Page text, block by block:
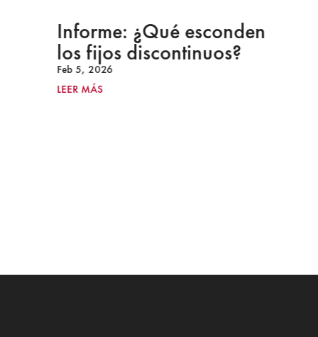
Informe: ¿Qué esconden
los fijos discontinuos?
Feb 5, 2026
LEER MÁS